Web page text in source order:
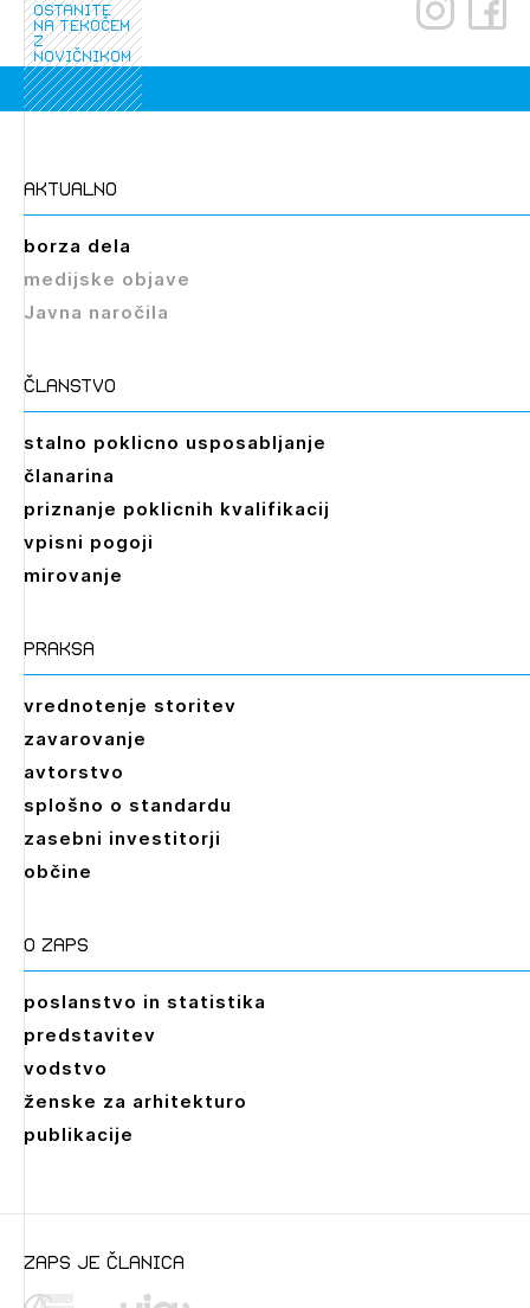
ostanite
na tekočem
z
novičnikom
aktualno
borza dela
medijske objave
Javna naročila
članstvo
stalno poklicno usposabljanje
članarina
priznanje poklicnih kvalifikacij
vpisni pogoji
mirovanje
praksa
vrednotenje storitev
zavarovanje
avtorstvo
splošno o standardu
zasebni investitorji
občine
O zaps
poslanstvo in statistika
predstavitev
vodstvo
ženske za arhitekturo
publikacije
zaps je članica